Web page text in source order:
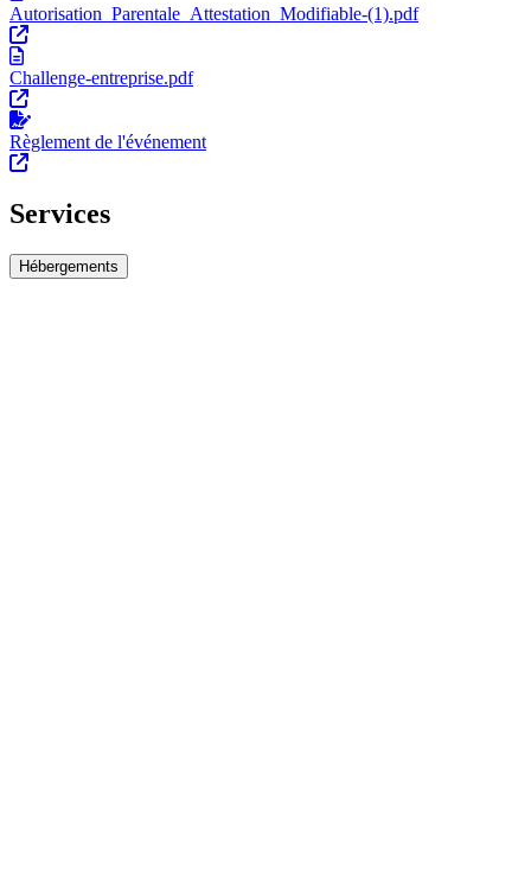
Autorisation_Parentale_Attestation_Modifiable-(1).pdf
Challenge-entreprise.pdf
Règlement de l'événement
Services
Hébergements